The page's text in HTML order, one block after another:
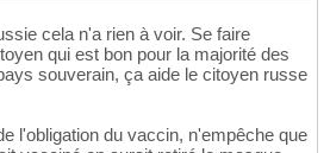
cela n'a rien à voir. Se faire
qui est bon pour la majorité des
souverain, ça aide le citoyen russe
l'obligation du vaccin, n'empêche que